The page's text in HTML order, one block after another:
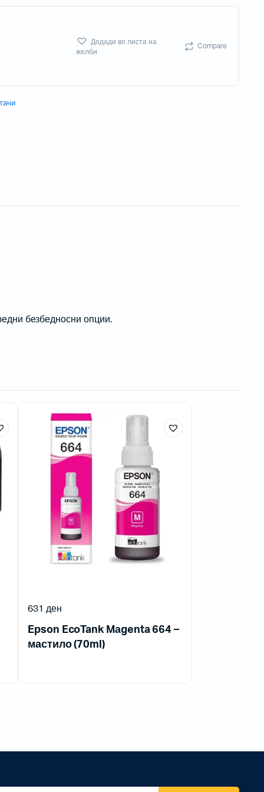
Додади во листа на
желби
Compare
безбедносни опции.
Epson EcoTank Mаgenta 664 –
мастило (70ml)
631 ден